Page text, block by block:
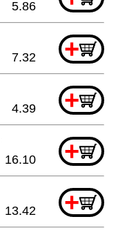
5.86
+
7.32
+
4.39
+
16.10
+
13.42